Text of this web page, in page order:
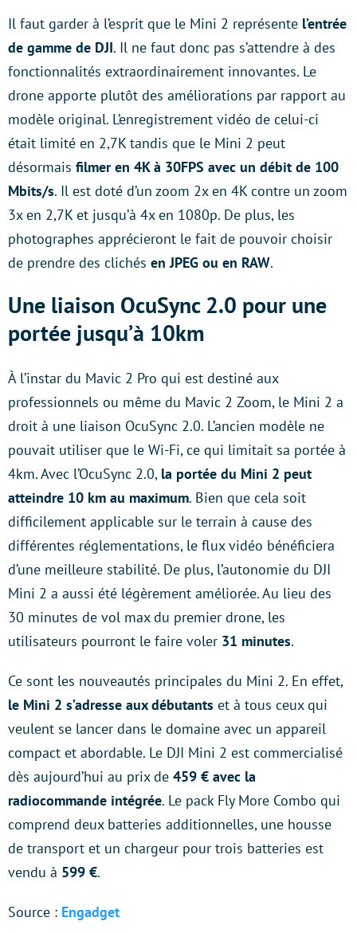
Il faut garder à l’esprit que le Mini 2 représente l’entrée
de gamme de DJI. Il ne faut donc pas s’attendre à des
fonctionnalités extraordinairement innovantes. Le
drone apporte plutôt des améliorations par rapport au
modèle original. L’enregistrement vidéo de celui-ci
était limité en 2,7K tandis que le Mini 2 peut
désormais filmer en 4K à 30FPS avec un débit de 100
Mbits/s. Il est doté d’un zoom 2x en 4K contre un zoom
3x en 2,7K et jusqu’à 4x en 1080p. De plus, les
photographes apprécieront le fait de pouvoir choisir
de prendre des clichés en JPEG ou en RAW.
Une liaison OcuSync 2.0 pour une
portée jusqu’à 10km
À l’instar du Mavic 2 Pro qui est destiné aux
professionnels ou même du Mavic 2 Zoom, le Mini 2 a
droit à une liaison OcuSync 2.0. L’ancien modèle ne
pouvait utiliser que le Wi-Fi, ce qui limitait sa portée à
4km. Avec l’OcuSync 2.0, la portée du Mini 2 peut
atteindre 10 km au maximum. Bien que cela soit
difficilement applicable sur le terrain à cause des
différentes réglementations, le flux vidéo bénéficiera
d’une meilleure stabilité. De plus, l’autonomie du DJI
Mini 2 a aussi été légèrement améliorée. Au lieu des
30 minutes de vol max du premier drone, les
utilisateurs pourront le faire voler 31 minutes.
Ce sont les nouveautés principales du Mini 2. En effet,
le Mini 2 s’adresse aux débutants et à tous ceux qui
veulent se lancer dans le domaine avec un appareil
compact et abordable. Le DJI Mini 2 est commercialisé
dès aujourd’hui au prix de 459 € avec la
radiocommande intégrée. Le pack Fly More Combo qui
comprend deux batteries additionnelles, une housse
de transport et un chargeur pour trois batteries est
vendu à 599 €.
Source : Engadget